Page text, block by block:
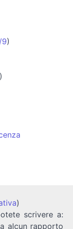
9)
)
)
scrivere a:
alcun rapporto